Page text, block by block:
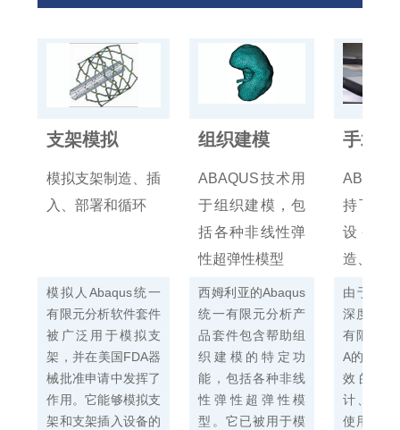
支架模拟 组织建模 手术
模拟支架制造、插
入、部署和循环
ABAQUS技术用
于组织建模，包
括各种非线性弹
性超弹性模型
持下的
设备
造、组
模拟人Abaqus统一
有限元分析软件套件
被广泛用于模拟支
架，并在美国FDA器
械批准申请中发挥了
作用。它能够模拟支
架和支架插入设备的
西姆利亚的Abaqus
统一有限元分析产
品套件包含帮助组
织建模的特定功
能，包括各种非线
性弹性超弹性模
型。它已被用于模
由于其
深度和广
有限元分
A的产品
效的手
计、制
使用。功